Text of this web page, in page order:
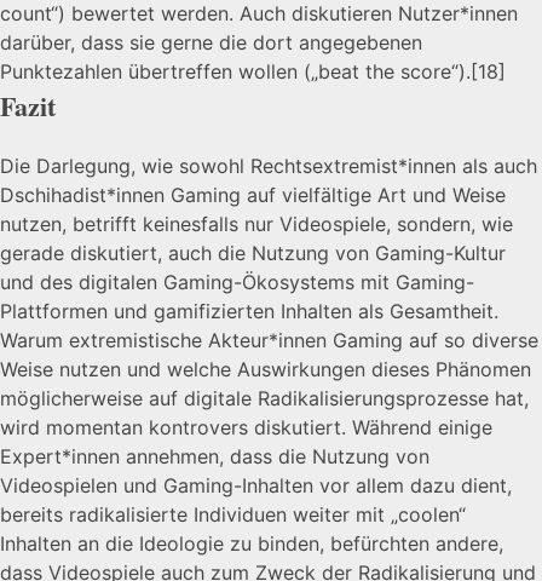
count“) bewertet werden. Auch diskutieren Nutzer*innen
darüber, dass sie gerne die dort angegebenen
Punktezahlen übertreffen wollen („beat the score“). [18]
Fazit
Die Darlegung, wie sowohl Rechtsextremist*innen als auch
Dschihadist*innen Gaming auf vielfältige Art und Weise
nutzen, betrifft keinesfalls nur Videospiele, sondern, wie
gerade diskutiert, auch die Nutzung von Gaming-Kultur
und des digitalen Gaming-Ökosystems mit Gaming-
Plattformen und gamifizierten Inhalten als Gesamtheit.
Warum extremistische Akteur*innen Gaming auf so diverse
Weise nutzen und welche Auswirkungen dieses Phänomen
möglicherweise auf digitale Radikalisierungsprozesse hat,
wird momentan kontrovers diskutiert. Während einige
Expert*innen annehmen, dass die Nutzung von
Videospielen und Gaming-Inhalten vor allem dazu dient,
bereits radikalisierte Individuen weiter mit „coolen“
Inhalten an die Ideologie zu binden, befürchten andere,
dass Videospiele auch zum Zweck der Radikalisierung und